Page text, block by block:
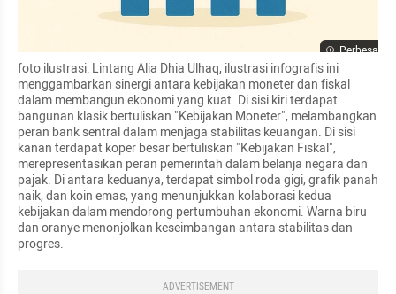
Perbesar
foto ilustrasi: Lintang Alia Dhia Ulhaq, ilustrasi infografis ini
menggambarkan sinergi antara kebijakan moneter dan fiskal
dalam membangun ekonomi yang kuat. Di sisi kiri terdapat
bangunan klasik bertuliskan "Kebijakan Moneter", melambangkan
peran bank sentral dalam menjaga stabilitas keuangan. Di sisi
kanan terdapat koper besar bertuliskan "Kebijakan Fiskal",
merepresentasikan peran pemerintah dalam belanja negara dan
pajak. Di antara keduanya, terdapat simbol roda gigi, grafik panah
naik, dan koin emas, yang menunjukkan kolaborasi kedua
kebijakan dalam mendorong pertumbuhan ekonomi. Warna biru
dan oranye menonjolkan keseimbangan antara stabilitas dan
progres.
ADVERTISEMENT